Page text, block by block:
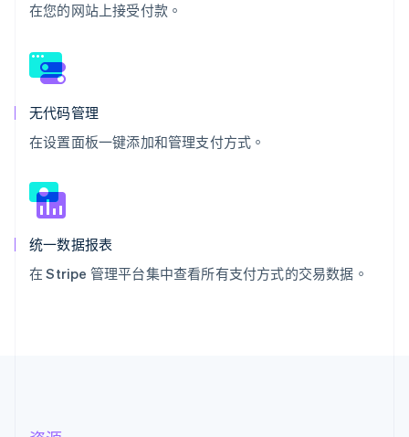
在您的网站上接受付款。
无代码管理
在设置面板一键添加和管理支付方式。
统一数据报表
在 Stripe 管理平台集中查看所有支付方式的交易数据。